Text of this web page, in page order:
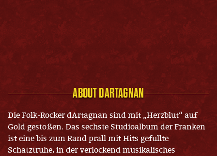
ABOUT DARTAGNAN
Die Folk-Rocker dArtagnan sind mit „Herzblut“ auf
Gold gestoßen. Das sechste Studioalbum der Franken
ist eine bis zum Rand prall mit Hits gefüllte
Schatztruhe, in der verlockend musikalisches